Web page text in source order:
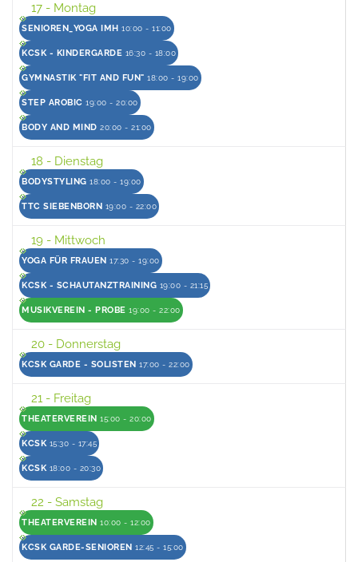
17 - Montag
SENIOREN_YOGA IMH 10:00 - 11:00
KCSK - KINDERGARDE 16:30 - 18:00
GYMNASTIK "FIT AND FUN" 18:00 - 19:00
STEP AROBIC 19:00 - 20:00
BODY AND MIND 20:00 - 21:00
18 - Dienstag
BODYSTYLING 18:00 - 19:00
TTC SIEBENBORN 19:00 - 22:00
19 - Mittwoch
YOGA FÜR FRAUEN 17:30 - 19:00
KCSK - SCHAUTANZTRAINING 19:00 - 21:15
MUSIKVEREIN - PROBE 19:00 - 22:00
20 - Donnerstag
KCSK GARDE - SOLISTEN 17:00 - 22:00
21 - Freitag
THEATERVEREIN 15:00 - 20:00
KCSK 15:30 - 17:45
KCSK 18:00 - 20:30
22 - Samstag
THEATERVEREIN 10:00 - 12:00
KCSK GARDE-SENIOREN 12:45 - 15:00